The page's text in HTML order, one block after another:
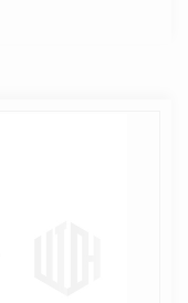
，学生到课…